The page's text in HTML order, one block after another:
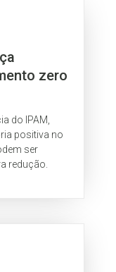
zero
do IPAM,
positiva no
ser
redução.